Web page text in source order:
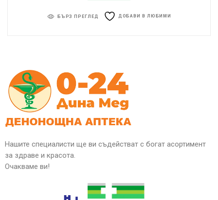
БЪРЗ ПРЕГЛЕД ДОБАВИ В ЛЮБИМИ
Нашите специалисти ще ви съдействат с богат асортимент
за здраве и красота.
Очакваме ви!